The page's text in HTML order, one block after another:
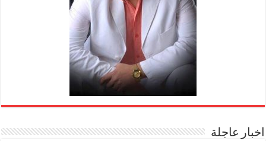
اخبار عاجلة